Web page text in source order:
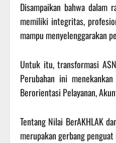
Disampaikan bahwa dalam
memiliki integritas,
mampu menyelenggarakan
Untuk itu, transformasi
Perubahan ini
Berorientasi Pelayanan,
Tentang Nilai BerAKHLAK
merupakan gerbang